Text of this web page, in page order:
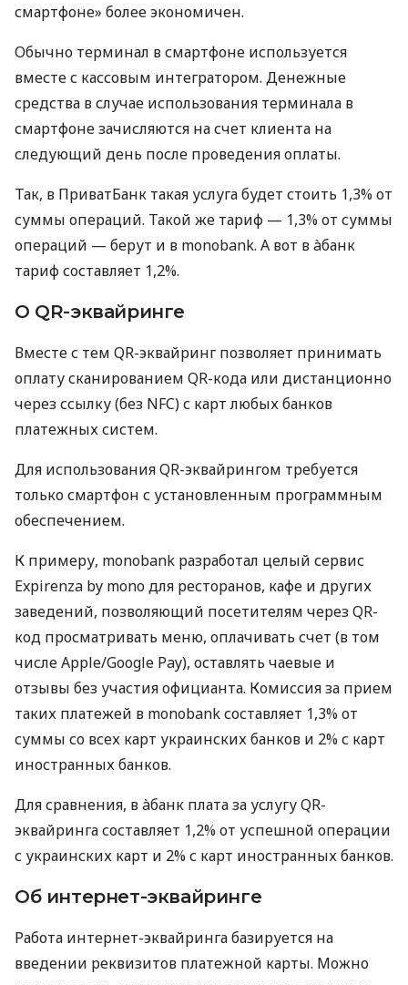
смартфоне» более экономичен.
Обычно терминал в смартфоне используется
вместе с кассовым интегратором. Денежные
средства в случае использования терминала в
смартфоне зачисляются на счет клиента на
следующий день после проведения оплаты.
Так, в ПриватБанк такая услуга будет стоить 1,3% от
суммы операций. Такой же тариф — 1,3% от суммы
операций — берут и в monobank. А вот в àбанк
тариф составляет 1,2%.
О QR-эквайринге
Вместе с тем QR-эквайринг позволяет принимать
оплату сканированием QR-кода или дистанционно
через ссылку (без NFC) с карт любых банков
платежных систем.
Для использования QR-эквайрингом требуется
только смартфон с установленным программным
обеспечением.
К примеру, monobank разработал целый сервис
Expirenza by mono для ресторанов, кафе и других
заведений, позволяющий посетителям через QR-
код просматривать меню, оплачивать счет (в том
числе Apple/Google Pay), оставлять чаевые и
отзывы без участия официанта. Комиссия за прием
таких платежей в monobank составляет 1,3% от
суммы со всех карт украинских банков и 2% с карт
иностранных банков.
Для сравнения, в àбанк плата за услугу QR-
эквайринга составляет 1,2% от успешной операции
с украинских карт и 2% с карт иностранных банков.
Об интернет-эквайринге
Работа интернет-эквайринга базируется на
введении реквизитов платежной карты. Можно